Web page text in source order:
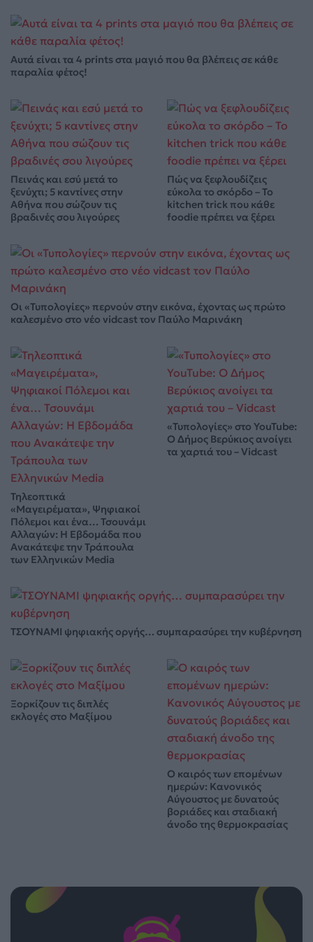
Αυτά είναι τα 4 prints στα μαγιό που θα βλέπεις σε κάθε
παραλία φέτος!
Πεινάς και εσύ μετά το
ξενύχτι; 5 καντίνες στην
Αθήνα που σώζουν τις
βραδινές σου λιγούρες
Πώς να ξεφλουδίζεις
εύκολα το σκόρδο – Το
kitchen trick που κάθε
foodie πρέπει να ξέρει
Οι «Τυπολογίες» περνούν στην εικόνα, έχοντας ως πρώτο
καλεσμένο στο νέο vidcast τον Παύλο Μαρινάκη
Τηλεοπτικά
«Μαγειρέματα», Ψηφιακοί
Πόλεμοι και ένα… Τσουνάμι
Αλλαγών: Η Εβδομάδα που
Ανακάτεψε την Τράπουλα
των Ελληνικών Media
«Τυπολογίες» στο YouTube:
Ο Δήμος Βερύκιος ανοίγει
τα χαρτιά του – Vidcast
ΤΣΟΥΝΑΜΙ ψηφιακής οργής… συμπαρασύρει την κυβέρνηση
Ξορκίζουν τις διπλές
εκλογές στο Μαξίμου
Ο καιρός των επομένων
ημερών: Κανονικός
Αύγουστος με δυνατούς
βοριάδες και σταδιακή
άνοδο της θερμοκρασίας